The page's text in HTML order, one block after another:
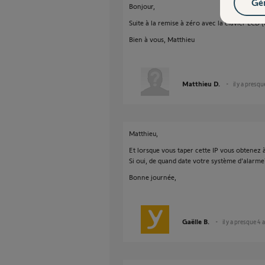
Bonjour,
Suite à la remise à zéro avec la clavier LCD
Bien à vous, Matthieu
Matthieu D. il y a
Matthieu,
Et lorsque vous taper cette IP vous obtenez
Si oui, de quand date votre système
Bonne journée,
Gaëlle B. il y a presque 4